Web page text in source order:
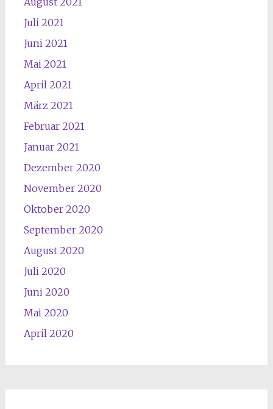
Juli 2021
Juni 2021
Mai 2021
April 2021
März 2021
Februar 2021
Januar 2021
Dezember 2020
November 2020
Oktober 2020
September 2020
August 2020
Juli 2020
Juni 2020
Mai 2020
April 2020